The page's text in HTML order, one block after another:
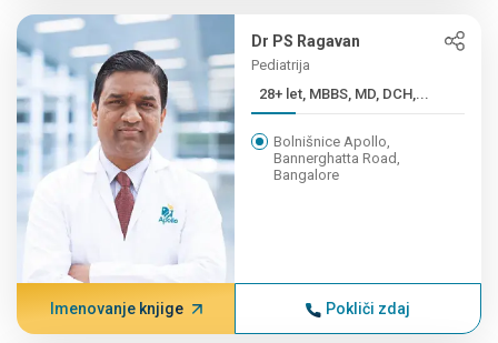
Dr PS Ragavan
Pediatrija
28+ let, MBBS, MD, DCH,...
Bolnišnice Apollo,
Bannerghatta Road,
Bangalore
Imenovanje knjige Pokliči zdaj